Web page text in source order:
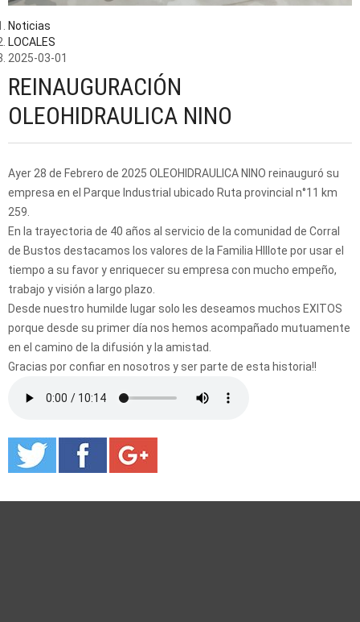
Noticias
LOCALES
2025-03-01
REINAUGURACIÓN
OLEOHIDRAULICA NINO
Ayer 28 de Febrero de 2025 OLEOHIDRAULICA NINO reinauguró su
empresa en el Parque Industrial ubicado Ruta provincial n°11 km
259.
En la trayectoria de 40 años al servicio de la comunidad de Corral
de Bustos destacamos los valores de la Familia HIllote por usar el
tiempo a su favor y enriquecer su empresa con mucho empeño,
trabajo y visión a largo plazo.
Desde nuestro humilde lugar solo les deseamos muchos EXITOS
porque desde su primer día nos hemos acompañado mutuamente
en el camino de la difusión y la amistad.
Gracias por confiar en nosotros y ser parte de esta historia!!